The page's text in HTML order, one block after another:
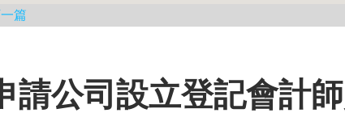
篇
請公司設立登記會計